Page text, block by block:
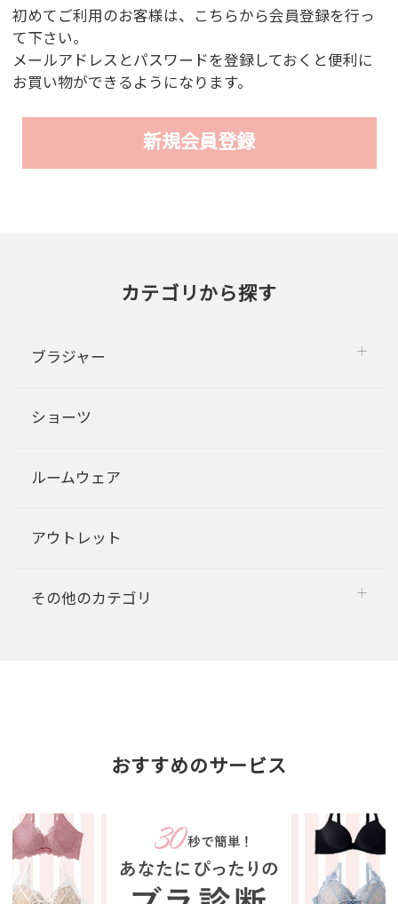
初めてご利用のお客様は、こちらから会員登録を行っ
て下さい。
メールアドレスとパスワードを登録しておくと便利に
お買い物ができるようになります。
カテゴリから探す
ブラジャー
ショーツ
ルームウェア
アウトレット
その他のカテゴリ
おすすめのサービス